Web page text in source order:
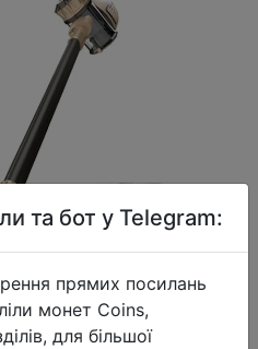
та бот у Telegram:
прямих посилань
монет Coins,
для більшої